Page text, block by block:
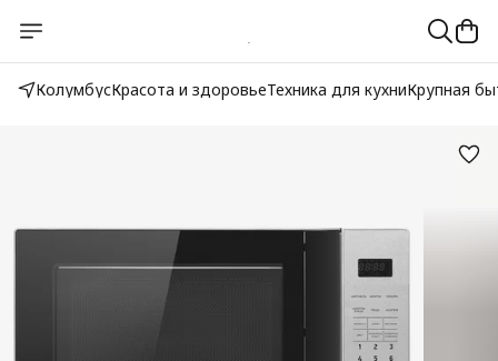
КолумбусКрасота и здоровьеТехника для кухниКрупная